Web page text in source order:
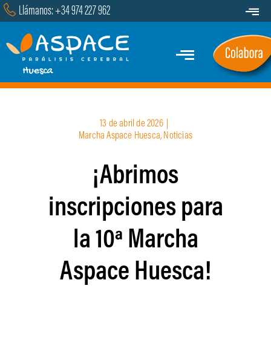
Saltar
contenido
Llámanos: +34 974 227 962
Toggle
Transparencia
Contacto
Toggle
Navigation
Quiénes Somos
Servicios y Programas
Marcha
Actualidad
13 de abril de 2026
Marcha Aspace Huesca, Noticias
¡Abrimos
inscripciones para
la 10ª Marcha
Aspace Huesca!